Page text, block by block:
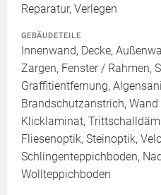
Reparatur, Verlegen
GEBÄUDETEILE
Innenwand, Decke,
Zargen, Fenster / Rahmen,
Graffitientfernung,
Brandschutzanstrich,
Klicklaminat,
Fliesenoptik, Steinoptik,
Schlingenteppichboden,
Wollteppichboden